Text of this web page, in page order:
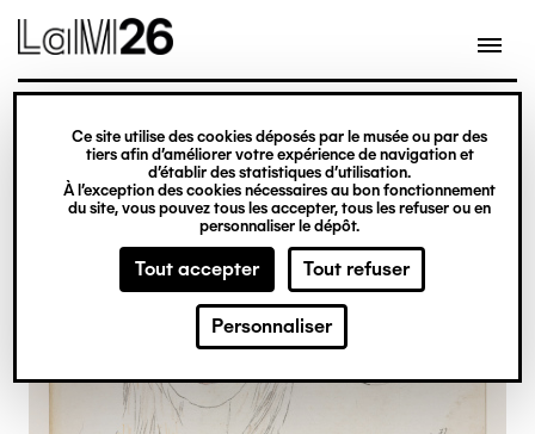
Gestion des cookies
Ce site utilise des cookies déposés par le musée ou par des
tiers afin d’améliorer votre expérience de navigation et
d’établir des statistiques d’utilisation.
À l’exception des cookies nécessaires au bon fonctionnement
du site, vous pouvez tous les accepter, tous les refuser ou en
personnaliser le dépôt.
Tout accepter Tout refuser
Personnaliser
contenu